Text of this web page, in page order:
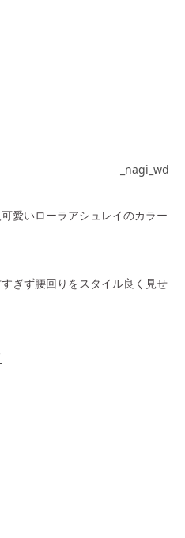
_nagi_wd
愛いローラアシュレイのカラー
ぎず腰回りをスタイル良く見せ